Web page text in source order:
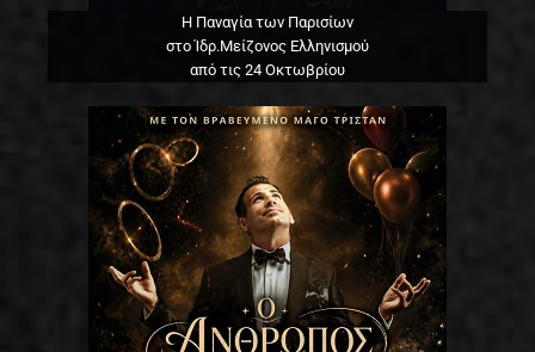
Η Παναγία των Παρισίων
στο Ίδρ.Μείζονος Ελληνισμού
από τις 24 Οκτωβρίου